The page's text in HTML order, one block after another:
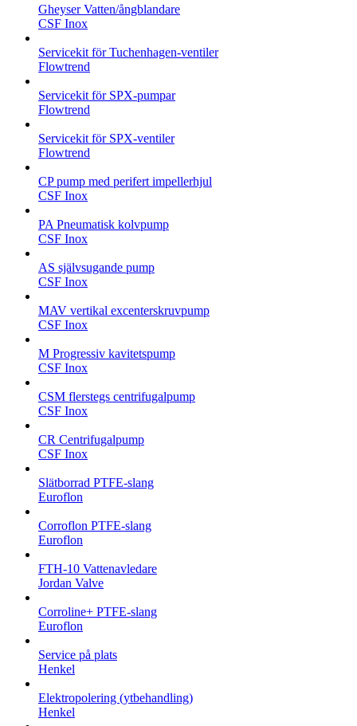
Gheyser Vatten/ångblandare
CSF Inox
Servicekit för Tuchenhagen-ventiler
Flowtrend
Servicekit för SPX-pumpar
Flowtrend
Servicekit för SPX-ventiler
Flowtrend
CP pump med perifert impellerhjul
CSF Inox
PA Pneumatisk kolvpump
CSF Inox
AS självsugande pump
CSF Inox
MAV vertikal excenterskruvpump
CSF Inox
M Progressiv kavitetspump
CSF Inox
CSM flerstegs centrifugalpump
CSF Inox
CR Centrifugalpump
CSF Inox
Slätborrad PTFE-slang
Euroflon
Corroflon PTFE-slang
Euroflon
FTH-10 Vattenavledare
Jordan Valve
Corroline+ PTFE-slang
Euroflon
Service på plats
Henkel
Elektropolering (ytbehandling)
Henkel